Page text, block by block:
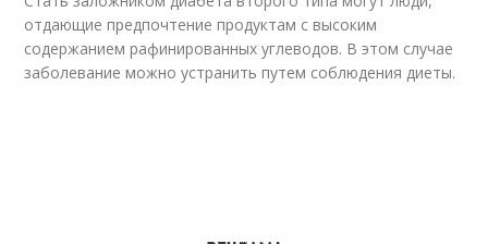
отдающие предпочтение продуктам с высоким
содержанием рафинированных углеводов. В этом случае
заболевание можно устранить путем соблюдения диеты.